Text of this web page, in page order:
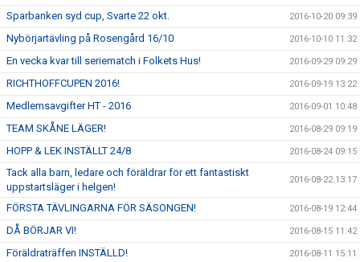
Sparbanken syd cup, Svarte 22 okt. 2016-10-20 09:39
Nybörjartävling på Rosengård 16/10 2016-10-10 11:32
En vecka kvar till seriematch i Folkets Hus! 2016-09-29 09:29
RICHTHOFFCUPEN 2016! 2016-09-19 13:22
Medlemsavgifter HT - 2016 2016-09-01 10:48
TEAM SKÅNE LÄGER! 2016-08-29 09:19
HOPP & LEK INSTÄLLT 24/8 2016-08-24 09:15
Tack alla barn, ledare och föräldrar för ett fantastiskt
uppstartsläger i helgen!
2016-08-22 13:17
FÖRSTA TÄVLINGARNA FÖR SÄSONGEN! 2016-08-19 12:44
DÅ BÖRJAR VI! 2016-08-15 11:42
Föräldraträffen INSTÄLLD! 2016-08-11 15:11